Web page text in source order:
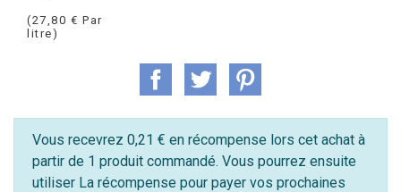
(27,80 € Par
litre)
Vous recevrez 0,21 € en récompense lors cet achat à
partir de 1 produit commandé. Vous pourrez ensuite
utiliser La récompense pour payer vos prochaines